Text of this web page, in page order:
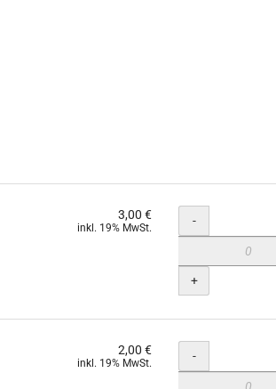
3,00 €
inkl. 19% MwSt. Menge
-
+
2,00 €
inkl. 19% MwSt. Menge
-